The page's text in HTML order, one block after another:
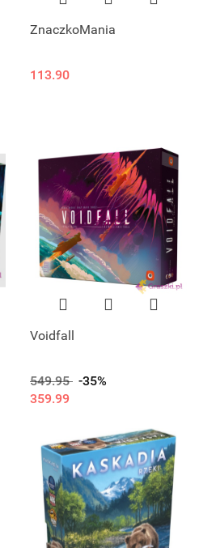
ZnaczkoMania
113.90
Voidfall
549.95 -35%
359.99